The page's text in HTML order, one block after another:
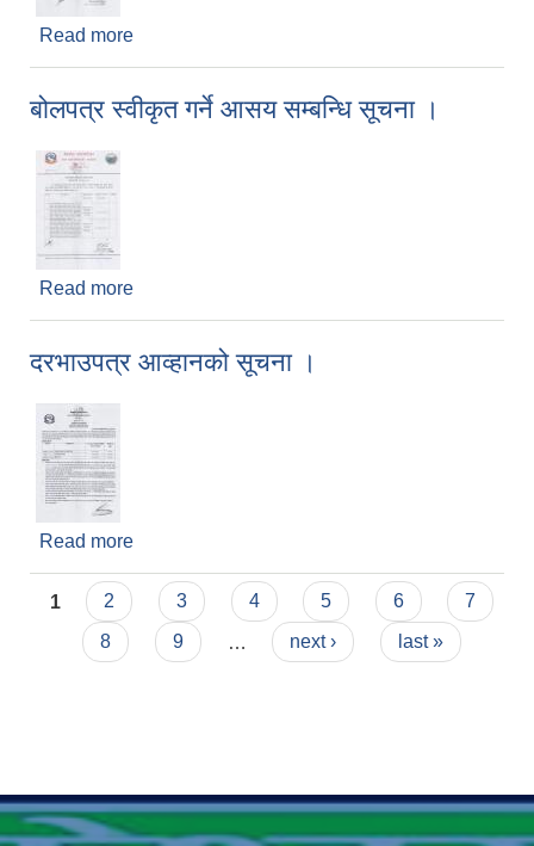
Read more
बोलपत्र स्वीकृत गर्ने आसय सम्बन्धि सूचना ।
Read more
दरभाउपत्र आव्हानको सूचना ।
Read more
Pages
1 2 3 4 5 6
7
8
9 next › last »